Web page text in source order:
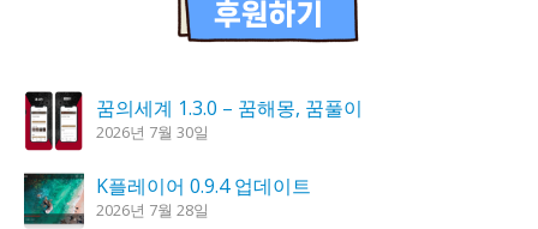
꿈의세계 1.3.0 – 꿈해몽, 꿈풀이
2026년 7월 30일
K플레이어 0.9.4 업데이트
2026년 7월 28일